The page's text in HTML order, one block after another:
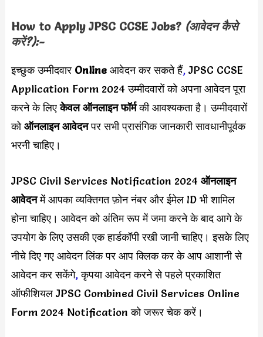
How to Apply JPSC CCSE Jobs?(आवेदन कैसे
करें?):-
इच्छुक उम्मीदवार Online आवेदन कर सकते हैं,JPSC CCSE
Application Form 2024 उम्मीदवारों को अपना आवेदन पूरा
करने के लिएकेवल ऑनलाइन फॉर्मकी आवश्यकता है। उम्मीदवारों
कोऑनलाइन आवेदनपर सभी प्रासंगिक जानकारी सावधानीपूर्वक
भरनी चाहिए।
JPSC Civil Services Notification 2024 ऑनलाइन
आवेदनमें आपका व्यक्तिगत फ़ोन नंबर और ईमेल ID भी शामिल
होना चाहिए। आवेदन को अंतिम रूप में जमा करने के बाद आगे के
उपयोग के लिए उसकी एक हार्डकॉपी रखी जानी चाहिए। इसके लिए
नीचे दिए गए आवेदन लिंक पर आप क्लिक कर के आप आशानी से
आवेदन कर सकेंगे,कृपया आवेदन करने से पहले प्रकाशित
ऑफीशियल JPSC Combined Civil Services Online
Form 2024 Notification को जरूर चेक करें।